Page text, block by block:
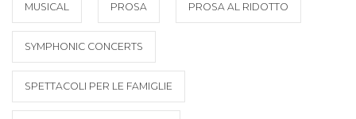
MUSICAL PROSA PROSA AL RIDOTTO
SYMPHONIC CONCERTS
SPETTACOLI PER LE FAMIGLIE